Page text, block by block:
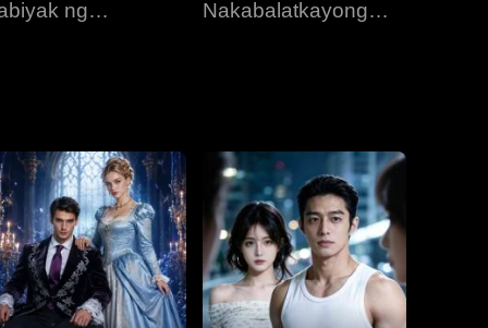
ng
Nakabalatkayong